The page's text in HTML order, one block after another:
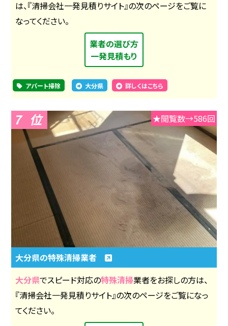
は、『清掃会社一発見積りサイト』の次のページをご覧に
なってください。
業者の選び方
一発見積もり
アパート掃除 大分県 詳しくはこちら
7 ★閲覧数→586回
大分県の特殊清掃業者
大分県でスピード対応の特殊清掃業者をお探しの方は、
『清掃会社一発見積りサイト』の次のページをご覧になっ
てください。